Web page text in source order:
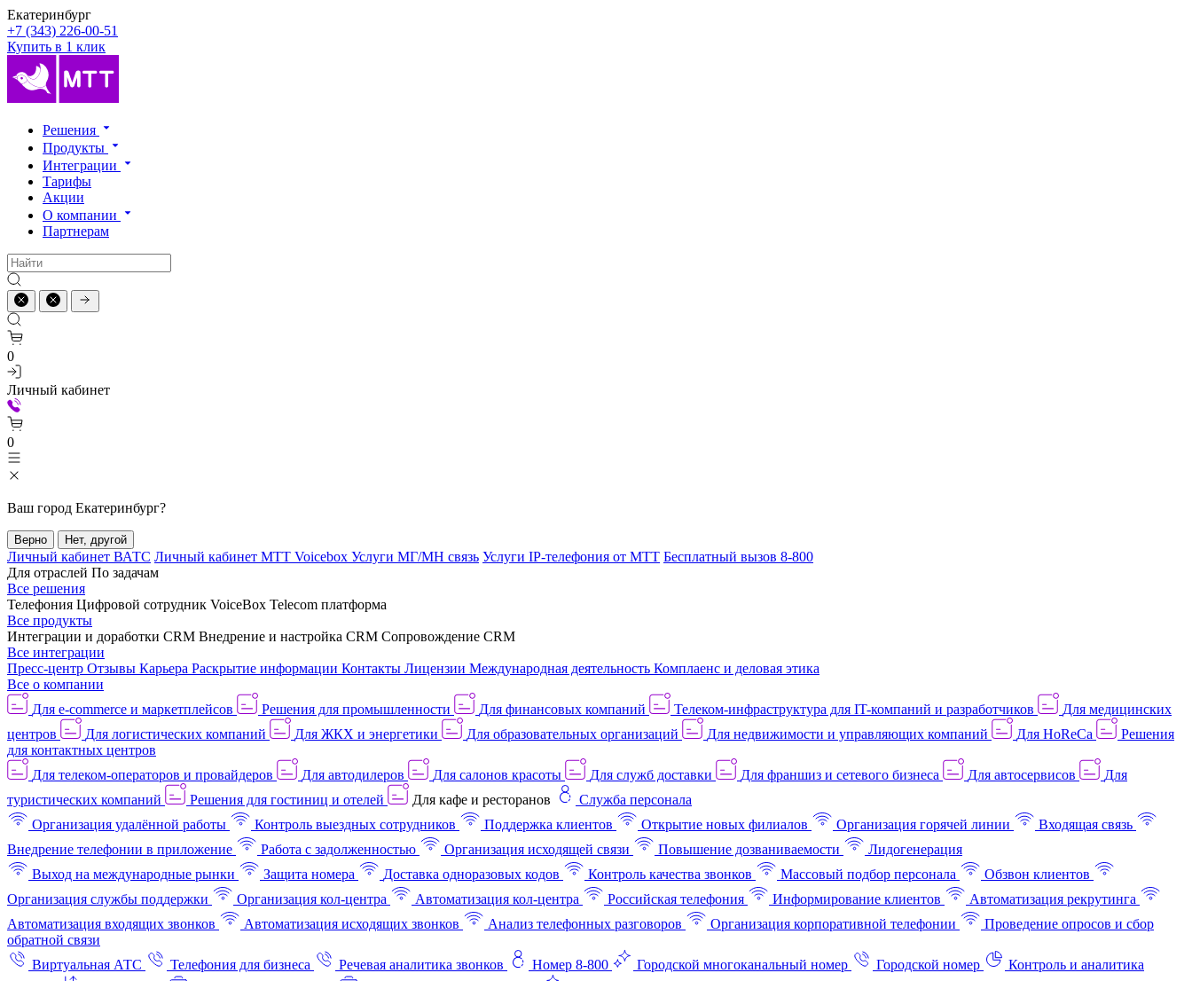
Екатеринбург
+7 (343) 226-00-51
Купить в 1 клик
Решения
Продукты
Интеграции
Тарифы
Акции
О компании
Партнерам
0
Личный кабинет
0
Ваш город Екатеринбург?
Верно Нет, другой
Личный кабинет ВАТС Личный кабинет МТТ Voicebox Услуги МГ/МН связь Услуги IP-телефония от МТТ Бесплатный вызов 8-800
Для отраслей По задачам
Все решения
Телефония Цифровой сотрудник VoiceBox Telecom платформа
Все продукты
Интеграции и доработки CRM Внедрение и настройка CRM Сопровождение CRM
Все интеграции
Пресс-центр Отзывы Карьера Раскрытие информации Контакты Лицензии Международная деятельность Комплаенс и деловая этика
Все о компании
Для e-commerce и маркетплейсов
Решения для промышленности Для финансовых компаний Телеком-инфраструктура для IT-компаний и разработчиков
Для медицинских
центров
Для логистических компаний Для ЖКХ и энергетики Для образовательных организаций Для недвижимости и управляющих компаний Для HoReCa
Решения
для контактных центров
Для телеком-операторов и провайдеров
Для автодилеров Для салонов красоты Для служб доставки Для франшиз и сетевого бизнеса Для автосервисов
Для
туристических компаний
Решения для гостиниц и отелей Для кафе и ресторанов
Служба персонала
Организация удалённой работы
Контроль выездных сотрудников Поддержка клиентов Открытие новых филиалов Организация горячей линии
Входящая связь
Внедрение телефонии в приложение
Работа с задолженностью Организация исходящей связи Повышение дозваниваемости
Лидогенерация
Выход на международные рынки
Защита номера Доставка одноразовых кодов Контроль качества звонков Массовый подбор персонала
Обзвон клиентов
Организация службы поддержки
Организация кол-центра Автоматизация кол-центра Российская телефония Информирование клиентов
Автоматизация рекрутинга
Автоматизация входящих звонков
Автоматизация исходящих звонков Анализ телефонных разговоров Организация корпоративной телефонии
Проведение опросов и сбор
обратной связи
Виртуальная АТС
Телефония для бизнеса Речевая аналитика звонков Номер 8-800 Городской многоканальный номер Городской номер
Контроль и аналитика